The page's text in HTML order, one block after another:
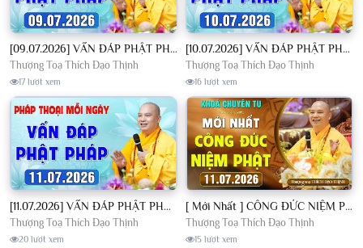
[09.07.2026] VẤN ĐÁP PHẬT PHÁP - Nghe Thầy giảng Pháp mỗi ngày CÔNG ĐỨC VÔ LƯỢNG│TT. Thích Đạo Thịnh
Thượng Toạ Thích Đạo Thịnh
17 lượt xem
[10.07.2026] VẤN ĐÁP PHẬT PHÁP - Nghe Thầy giảng Pháp mỗi ngày CÔNG ĐỨC VÔ LƯỢNG│TT. Thích Đạo Thịnh
Thượng Toạ Thích Đạo Thịnh
16 lượt xem
[11.07.2026] VẤN ĐÁP PHẬT PHÁP - Nghe Thầy giảng Pháp mỗi ngày CÔNG ĐỨC VÔ LƯỢNG│TT. Thích Đạo Thịnh
Thượng Toạ Thích Đạo Thịnh
20 lượt xem
[ Mới Nhất ] CÔNG ĐỨC NIỆM PHẬT - Khoá Chuyên Tu Chùa Khai Nguyên 11/07/2026 | TT. Thích Đạo Thịnh
Thượng Toạ Thích Đạo Thịnh
15 lượt xem